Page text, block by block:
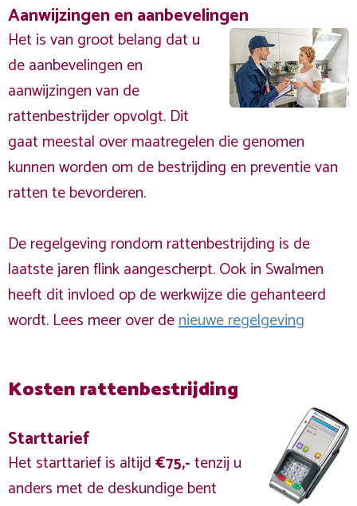
Aanwijzingen en aanbevelingen
Het is van groot belang dat u
de aanbevelingen en
aanwijzingen van de
rattenbestrijder opvolgt. Dit
gaat meestal over maatregelen die genomen
kunnen worden om de bestrijding en preventie van
ratten te bevorderen.
De regelgeving rondom rattenbestrijding is de
laatste jaren flink aangescherpt. Ook in Swalmen
heeft dit invloed op de werkwijze die gehanteerd
wordt. Lees meer over denieuwe regelgeving
Kosten rattenbestrijding
Starttarief
Het starttarief is altijd€75,-tenzij u
anders met de deskundige bent